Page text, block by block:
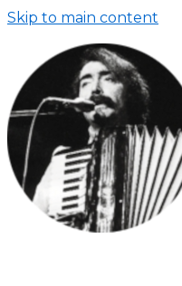
Skip to main content